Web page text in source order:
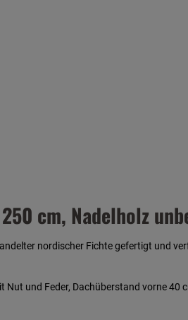
cm, Nadelholz
nordischer Fichte gefertigt und
und Feder, Dachüberstand vorne 40